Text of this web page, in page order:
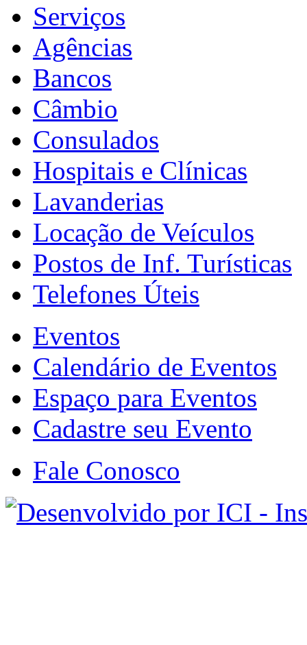
Serviços
Agências
Bancos
Câmbio
Consulados
Hospitais e Clínicas
Lavanderias
Locação de Veículos
Postos de Inf. Turísticas
Telefones Úteis
Eventos
Calendário de Eventos
Espaço para Eventos
Cadastre seu Evento
Fale Conosco